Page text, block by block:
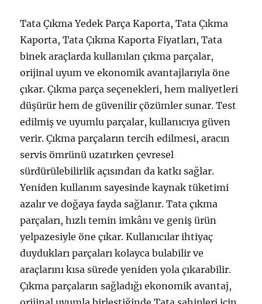
Tata Çıkma Yedek Parça Kaporta, Tata Çıkma
Kaporta, Tata Çıkma Kaporta Fiyatları, Tata
binek araçlarda kullanılan çıkma parçalar,
orijinal uyum ve ekonomik avantajlarıyla öne
çıkar. Çıkma parça seçenekleri, hem maliyetleri
düşürür hem de güvenilir çözümler sunar. Test
edilmiş ve uyumlu parçalar, kullanıcıya güven
verir. Çıkma parçaların tercih edilmesi, aracın
servis ömrünü uzatırken çevresel
sürdürülebilirlik açısından da katkı sağlar.
Yeniden kullanım sayesinde kaynak tüketimi
azalır ve doğaya fayda sağlanır. Tata çıkma
parçaları, hızlı temin imkânı ve geniş ürün
yelpazesiyle öne çıkar. Kullanıcılar ihtiyaç
duydukları parçaları kolayca bulabilir ve
araçlarını kısa sürede yeniden yola çıkarabilir.
Çıkma parçaların sağladığı ekonomik avantaj,